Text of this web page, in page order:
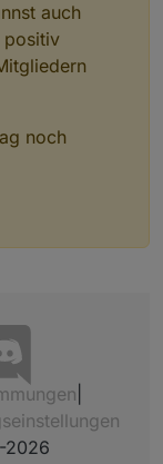
auch
positiv
noch
2026